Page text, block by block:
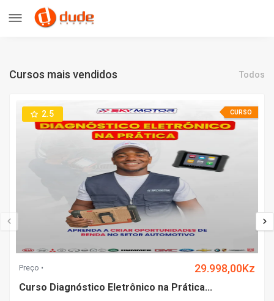
Cursos mais vendidos Todos
CURSO
2.5
Preço 29.998,00Kz
Curso Diagnóstico Eletrônico na Prática...